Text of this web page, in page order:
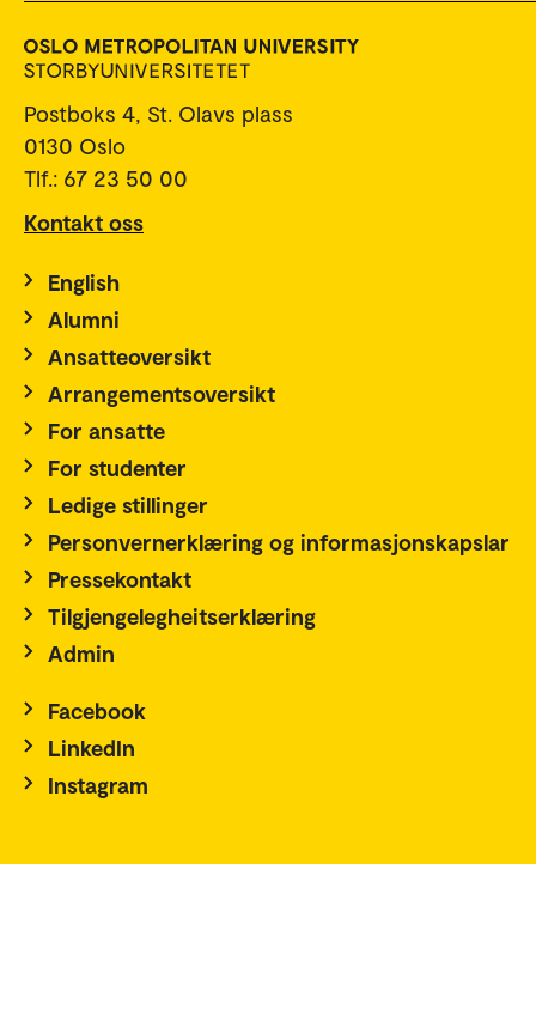
Postboks 4, St. Olavs plass
0130 Oslo
Tlf.: 67 23 50 00
Kontakt oss
English
Alumni
Ansatteoversikt
Arrangementsoversikt
For ansatte
For studenter
Ledige stillinger
Personvernerklæring og informasjonskapslar
Pressekontakt
Tilgjengelegheitserklæring
Admin
Facebook
LinkedIn
Instagram